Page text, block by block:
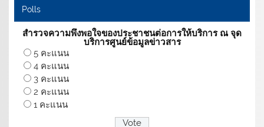
Polls
สำรวจความพึงพอใจของประชาชนต่อการให้บริการ ณ จุด
บริการศูนย์ข้อมูลข่าวสาร
5 คะแนน
4 คะแนน
3 คะแนน
2 คะแนน
1 คะแนน